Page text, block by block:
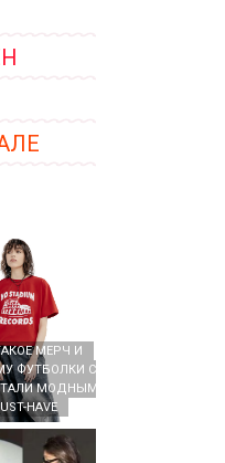
МЕРЧ И
ФУТБОЛКИ С
МОДНЫМ
HAVE